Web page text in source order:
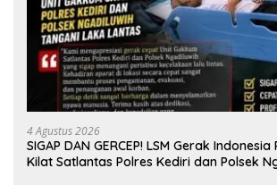
4 Agustus 2026
SIGAP DAN GERCEP! LSM Gerak
Kilat Satlantas Polres Kediri dan Polsek